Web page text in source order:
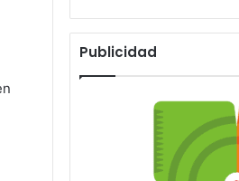
Publicidad